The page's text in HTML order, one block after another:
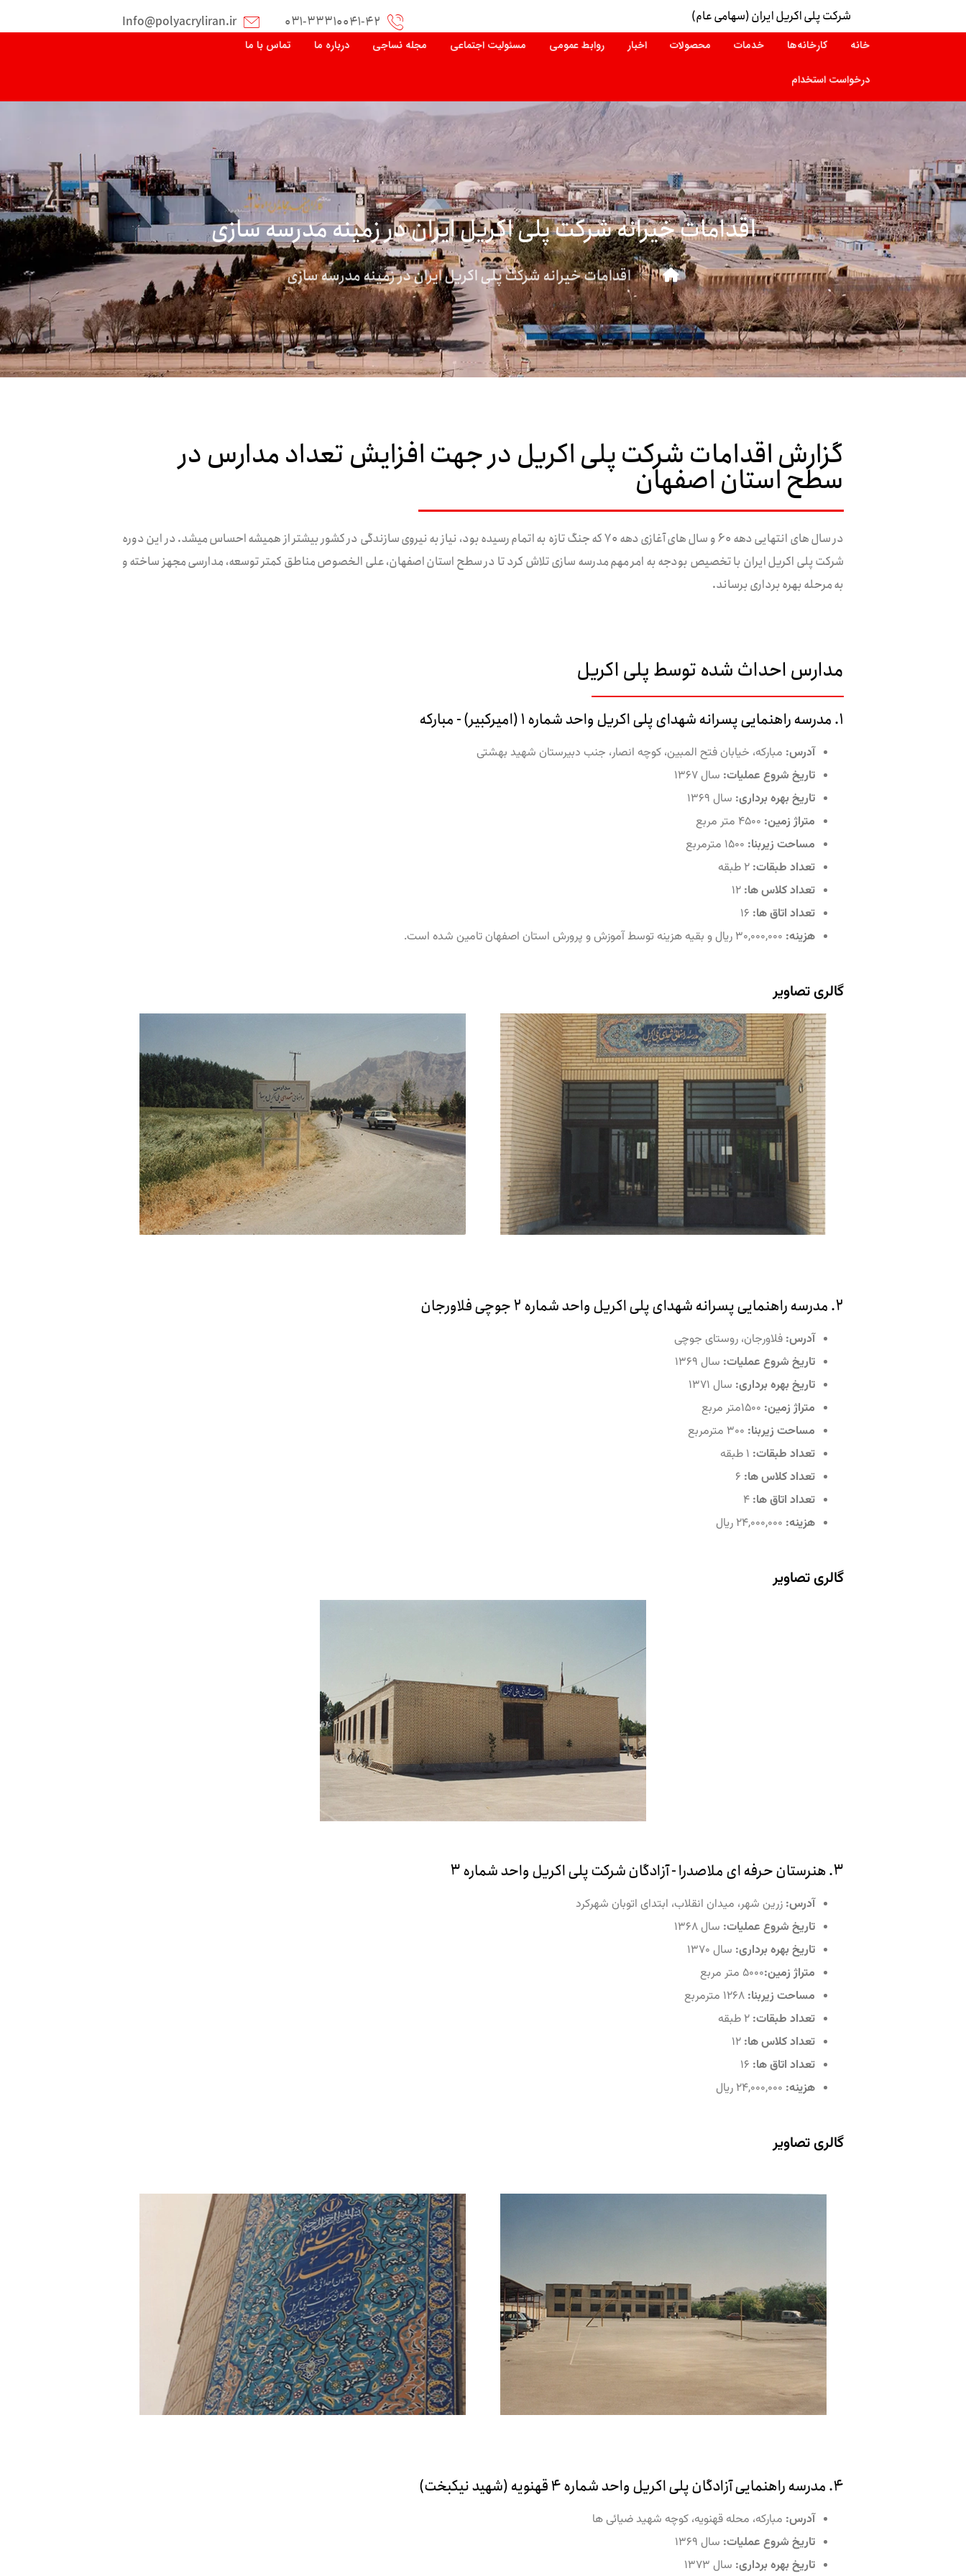
شرکت پلی اکریل ایران (سهامی عام) Info@polyacryliran.ir ۰۳۱-۳۳۳۱۰۰۴۱-۴۲
خانه کارخانه‌ها خدمات محصولات اخبار روابط عمومی مسئولیت اجتماعی مجله نساجی درباره ما تماس با ما
درخواست استخدام
اقدامات خیرانه شرکت پلی اکریل ایران در زمینه مدرسه سازی
اقدامات خیرانه شرکت پلی اکریل ایران در زمینه مدرسه سازی
گزارش اقدامات شرکت پلی اکریل در جهت افزایش تعداد مدارس در
سطح استان اصفهان
در سال های انتهایی دهه ۶۰ و سال های آغازی دهه ۷۰ که جنگ تازه به اتمام رسیده بود، نیاز به نیروی سازندگی در کشور بیشتر از همیشه احساس میشد. در این دوره
شرکت پلی اکریل ایران با تخصیص بودجه به امر مهم مدرسه سازی تلاش کرد تا در سطح استان اصفهان، علی الخصوص مناطق کمتر توسعه، مدارسی مجهز ساخته و
به مرحله بهره برداری برساند.
مدارس احداث شده توسط پلی اکریل
۱. مدرسه راهنمایی پسرانه شهدای پلی اکریل واحد شماره ۱ (امیرکبیر) - مبارکه
آدرس: مبارکه، خیابان فتح المبین، کوچه انصار، جنب دبیرستان شهید بهشتی
تاریخ شروع عملیات: سال ۱۳۶۷
تاریخ بهره برداری: سال ۱۳۶۹
متراژ زمین:
مساحت زیربنا:
تعداد طبقات:
تعداد کلاس ها:
تعداد اتاق ها:
هزینه:
گالری تصاویر
۲. مدرسه راهنمایی پسرانه شهدای پلی اکریل واحد شماره ۲ جوچی فلاورجان
آدرس: فلاورجان، روستای جوچی
تاریخ شروع عملیات: سال ۱۳۶۹
تاریخ بهره برداری: سال ۱۳۷۱
متراژ زمین:
مساحت زیربنا:
تعداد طبقات:
تعداد کلاس ها:
تعداد اتاق ها:
هزینه:
گالری تصاویر
۳. هنرستان حرفه ای ملاصدرا - آزادگان شرکت پلی اکریل واحد شماره ۳
آدرس: زرین شهر، میدان انقلاب، ابتدای اتوبان شهرکرد
تاریخ شروع عملیات: سال ۱۳۶۸
تاریخ بهره برداری: سال ۱۳۷۰
متراژ زمین:۵۰۰۰ متر مربع
مساحت زیربنا:
تعداد طبقات:
تعداد کلاس ها:
تعداد اتاق ها:
هزینه:
گالری تصاویر
۴. مدرسه راهنمایی آزادگان پلی اکریل واحد شماره ۴ قهنویه (شهید نیکبخت)
آدرس: مبارکه، محله قهنویه، کوچه شهید ضیائی ها
تاریخ شروع عملیات: سال ۱۳۶۹
تاریخ بهره برداری: سال ۱۳۷۳